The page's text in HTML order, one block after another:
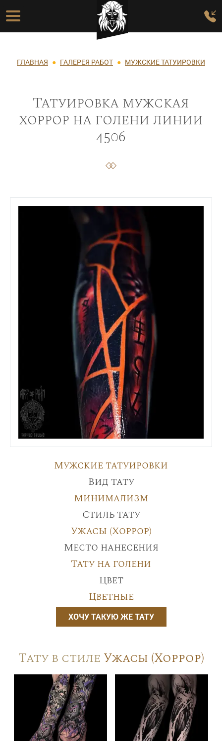
Перейти к основному содержанию
Основная навигация
Строка навигации
ГЛАВНАЯ ГАЛЕРЕЯ РАБОТ МУЖСКИЕ ТАТУИРОВКИ
Татуировка мужская
хоррор на голени линии
4506
Мужские татуировки
Вид тату
Минимализм
Стиль тату
Ужасы (Хоррор)
Место нанесения
Тату на голени
Цвет
Цветные
ХОЧУ ТАКУЮ ЖЕ ТАТУ
Тату в стиле Ужасы (Хоррор)